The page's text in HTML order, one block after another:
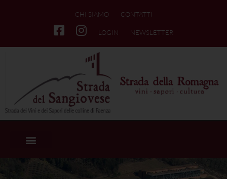
CHI SIAMO CONTATTI
LOGIN NEWSLETTER